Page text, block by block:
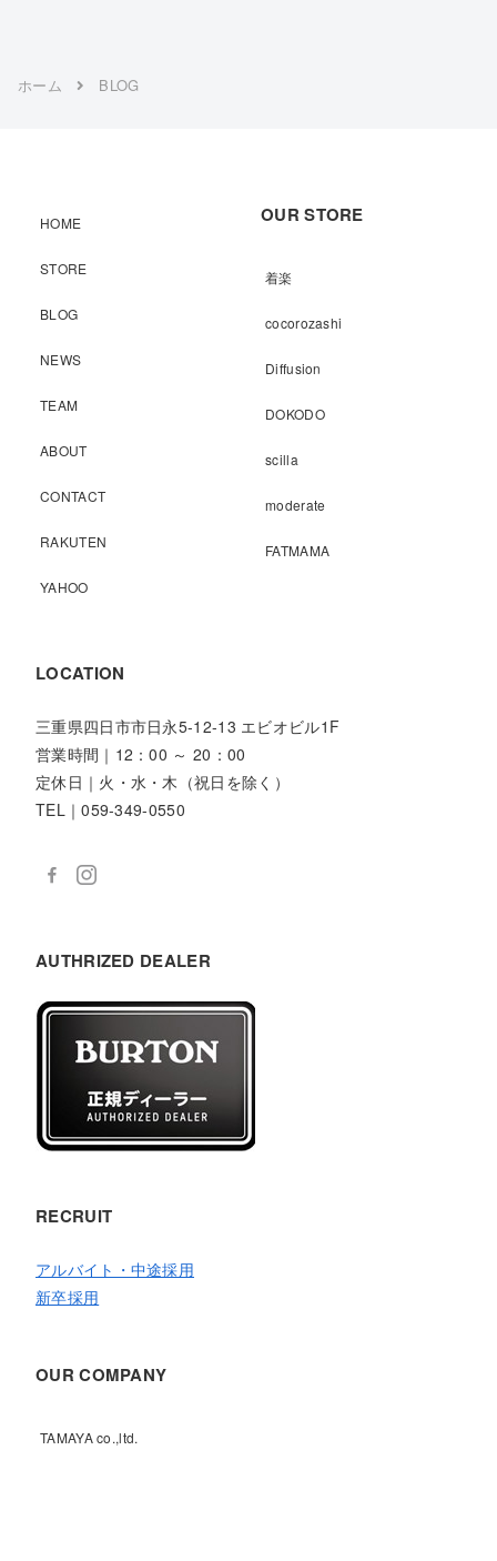
ホーム BLOG
HOME
STORE
BLOG
NEWS
TEAM
ABOUT
CONTACT
RAKUTEN
YAHOO
OUR STORE
着楽
cocorozashi
Diffusion
DOKODO
scilla
moderate
FATMAMA
LOCATION
三重県四日市市日永5-12-13 エビオビル1F
営業時間｜12：00 ～ 20：00
定休日｜火・水・木（祝日を除く）
TEL｜059-349-0550
AUTHRIZED DEALER
RECRUIT
アルバイト・中途採用
新卒採用
OUR COMPANY
TAMAYA co.,ltd.